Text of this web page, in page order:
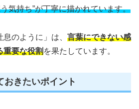
気持ち”が丁寧に描かれています。
のように」は、 言葉にできない感
重要な役割を果たしています。
おきたいポイント